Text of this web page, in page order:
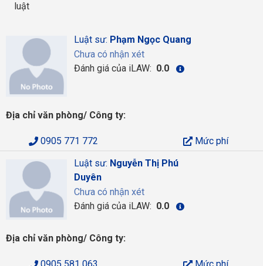
luật
Luật sư: Phạm Ngọc Quang
Chưa có nhận xét
Đánh giá của iLAW: 0.0
Địa chỉ văn phòng/ Công ty:
0905 771 772
Mức phí
Luật sư: Nguyễn Thị Phú
Duyên
Chưa có nhận xét
Đánh giá của iLAW: 0.0
Địa chỉ văn phòng/ Công ty: